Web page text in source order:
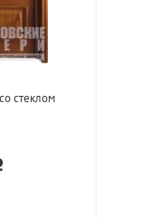
стеклом